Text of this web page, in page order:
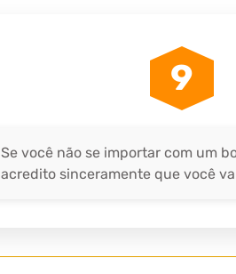
9
Se você não se importar com um
acredito sinceramente que você